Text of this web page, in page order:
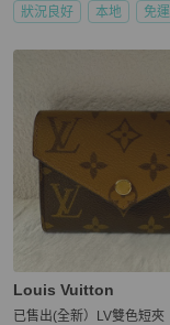
狀況良好 本地 免運
Louis Vuitton
已售出(全新）LV雙色短夾